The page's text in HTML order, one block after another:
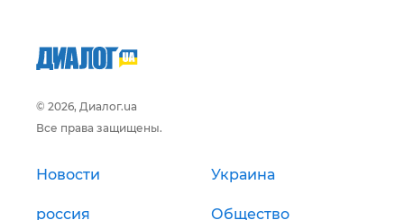
© 2026, Диалог.ua
Все права защищены.
Новости Украина
россия Общество